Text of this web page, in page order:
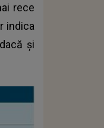
rece
indica
şi